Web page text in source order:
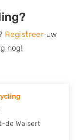
Registreer uw
nog!
de Walsert